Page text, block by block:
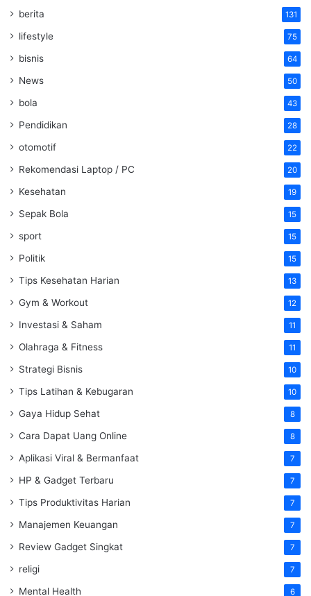
berita 131
lifestyle 75
bisnis 64
News 50
bola 43
Pendidikan 28
otomotif 22
Rekomendasi Laptop / PC 20
Kesehatan 19
Sepak Bola 15
sport 15
Politik 15
Tips Kesehatan Harian 13
Gym & Workout 12
Investasi & Saham 11
Olahraga & Fitness 11
Strategi Bisnis 10
Tips Latihan & Kebugaran 10
Gaya Hidup Sehat 8
Cara Dapat Uang Online 8
Aplikasi Viral & Bermanfaat 7
HP & Gadget Terbaru 7
Tips Produktivitas Harian 7
Manajemen Keuangan 7
Review Gadget Singkat 7
religi 7
Mental Health 6